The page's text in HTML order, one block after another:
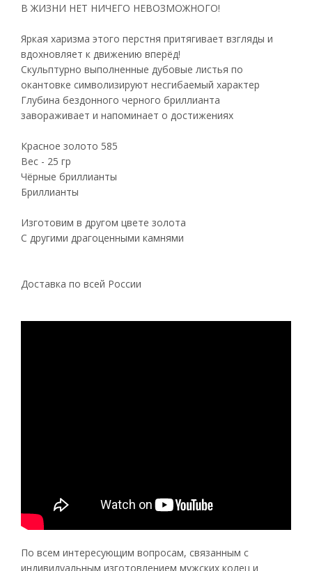
В ЖИЗНИ НЕТ НИЧЕГО НЕВОЗМОЖНОГО!
Яркая харизма этого перстня притягивает взгляды и
вдохновляет к движению вперёд!
Скульптурно выполненные дубовые листья по
окантовке символизируют несгибаемый характер
Глубина бездонного черного бриллианта
завораживает и напоминает о достижениях
Красное золото 585
Вес - 25 гр
Чёрные бриллианты
Бриллианты
Изготовим в другом цвете золота
С другими драгоценными камнями
Доставка по всей России
По всем интересующим вопросам, связанным с
индивидуальным изготовлением мужских колец и